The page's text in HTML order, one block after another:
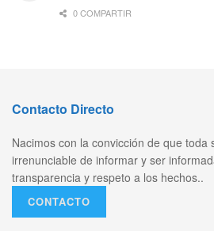
0 COMPARTIR
Contacto Directo
Nacimos con la convicción de que toda
irrenunciable de informar y ser
transparencia y respeto a los hechos..
CONTACTO